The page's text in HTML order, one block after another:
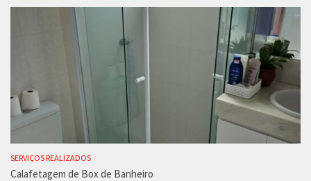
SERVIÇOS REALIZADOS
Calafetagem de Box de Banheiro